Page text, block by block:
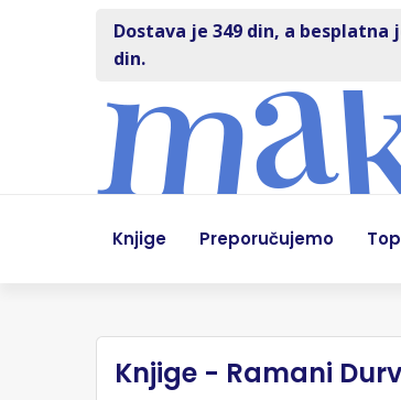
Dostava je 349 din, a besplatna
din.
Knjige Preporučujemo
Knjige - Ramani